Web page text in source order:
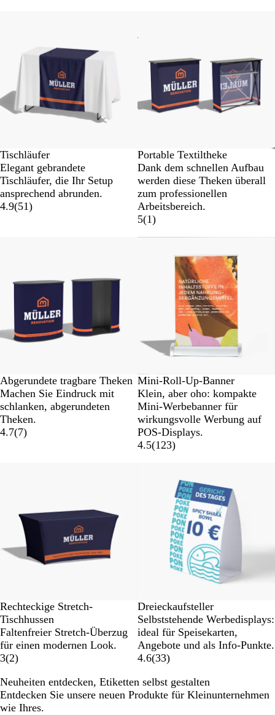
Tischläufer
Elegant gebrandete
Tischläufer, die Ihr Setup
ansprechend abrunden.
4.9(51)
Portable Textiltheke
Dank dem schnellen Aufbau
werden diese Theken überall
zum professionellen
Arbeitsbereich.
5(1)
Abgerundete tragbare Theken
Machen Sie Eindruck mit
schlanken, abgerundeten
Theken.
4.7(7)
Mini-Roll-Up-Banner
Klein, aber oho: kompakte
Mini-Werbebanner für
wirkungsvolle Werbung auf
POS-Displays.
4.5(123)
Rechteckige Stretch-
Tischhussen
Faltenfreier Stretch-Überzug
für einen modernen Look.
3(2)
Dreieckaufsteller
Selbststehende Werbedisplays:
ideal für Speisekarten,
Angebote und als Info-Punkte.
4.6(33)
Neuheiten entdecken, Etiketten selbst gestalten
Entdecken Sie unsere neuen Produkte für Kleinunternehmen
wie Ihres.